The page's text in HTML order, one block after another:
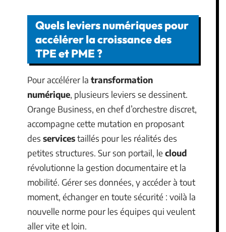
Quels leviers numériques pour
accélérer la croissance des
TPE et PME ?
Pour accélérer la transformation
numérique, plusieurs leviers se dessinent.
Orange Business, en chef d’orchestre discret,
accompagne cette mutation en proposant
des servicestaillés pour les réalités des
petites structures. Sur son portail, le cloud
révolutionne la gestion documentaire et la
mobilité. Gérer ses données, y accéder à tout
moment, échanger en toute sécurité : voilà la
nouvelle norme pour les équipes qui veulent
aller vite et loin.